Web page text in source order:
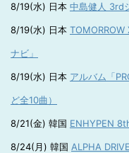
8/19(水) 日本 中島健人 3rd
8/19(水) 日本 TOMORROW
ナビ」
8/19(水) 日本 アルバム「
ど全10曲）
8/21(金) 韓国 ENHYPEN
8/24(月) 韓国 ALPHA